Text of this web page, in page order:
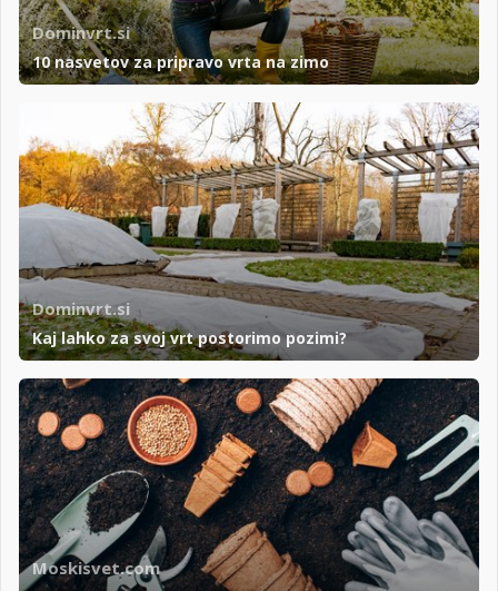
Dominvrt.si
10 nasvetov za pripravo vrta na zimo
Dominvrt.si
Kaj lahko za svoj vrt postorimo pozimi?
Moskisvet.com